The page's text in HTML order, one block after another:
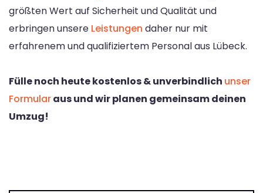
größten Wert auf Sicherheit und Qualität und
erbringen unsere Leistungen daher nur mit
erfahrenem und qualifiziertem Personal aus Lübeck.
Fülle noch heute kostenlos & unverbindlich unser
Formularaus und wir planen gemeinsam deinen
Umzug!